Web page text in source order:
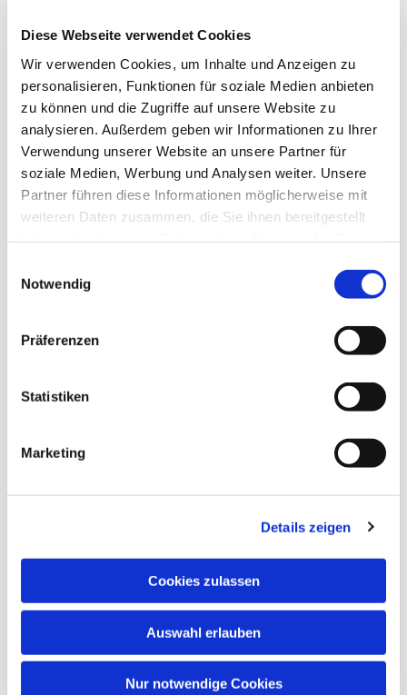
Diese Webseite verwendet Cookies
Wir verwenden Cookies, um Inhalte und Anzeigen zu
personalisieren, Funktionen für soziale Medien anbieten
zu können und die Zugriffe auf unsere Website zu
analysieren. Außerdem geben wir Informationen zu Ihrer
Verwendung unserer Website an unsere Partner für
soziale Medien, Werbung und Analysen weiter. Unsere
Partner führen diese Informationen möglicherweise mit
weiteren Daten zusammen, die Sie ihnen bereitgestellt
Notwendig
Präferenzen
Statistiken
Marketing
Details zeigen
Cookies zulassen
Auswahl erlauben
Nur notwendige Cookies
St. Michael, Zingst, Strandstraße 40,
18374 Zingst
Dies könnte Sie auch